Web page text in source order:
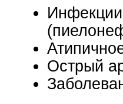
Острый